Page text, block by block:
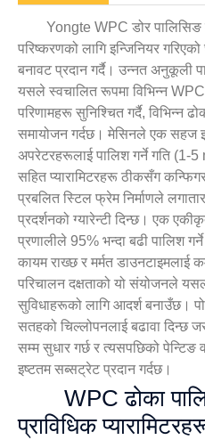
Yongte WPC डोर
परिष्करणको लागि इन्जिनियर
बनावट प्रदान गर्दै। उन्नत अनुकूली
यसले स्वचालित रूपमा विभिन्न
परिणामहरू सुनिश्चित गर्दै, विभिन्न
समायोजन गर्दछ। मेसिनले एक सहज
अपरेटरहरूलाई पालिश गर्ने गति (1-
सहित प्यारामिटरहरू ठीकसँग
प्रबलित स्टिल फ्रेम निर्माणले
प्रदर्शनको ग्यारेन्टी दिन्छ। एक
प्रणालीले 95% भन्दा बढी पालिश
कायम राख्छ र मर्मत डाउनटाइमलाई
परिचालन दक्षताको यो संयोजनले
सुविधाहरूको लागि आदर्श बनाउँछ।
सतहको चिल्लोपनलाई बढावा
सम्म सुधार गर्छ र त्यसपछिको पेन्टिङ
इष्टतम सब्सट्रेट प्रदान गर्दछ।
WPC ढोका
प्राविधिक